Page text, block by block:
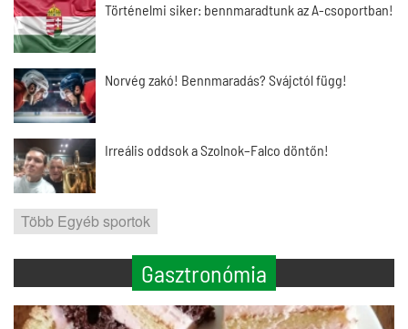
Történelmi siker: bennmaradtunk az A-csoportban!
Norvég zakó! Bennmaradás? Svájctól függ!
Irreális oddsok a Szolnok–Falco döntőn!
Több Egyéb sportok
Gasztronómia